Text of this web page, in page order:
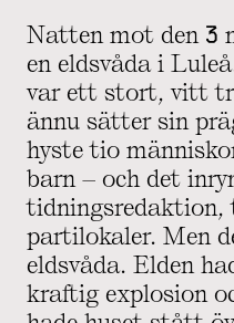
Natten mot den 3
en eldsvåda i
var ett stort, vitt
ännu sätter sin
hyste tio
barn – och det
tidningsredaktion,
partilokaler. Men
eldsvåda. Elden
kraftig explosion